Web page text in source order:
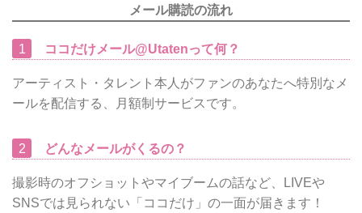
メール購読の流れ
1 ココだけメール@Utatenって何？
アーティスト・タレント本人がファンのあなたへ特別なメ
ールを配信する、月額制サービスです。
2 どんなメールがくるの？
撮影時のオフショットやマイブームの話など、LIVEや
SNSでは見られない「ココだけ」の一面が届きます！